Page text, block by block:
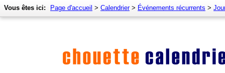
Vous êtes ici: Page d'accueil > Calendrier> Événements récurrents >